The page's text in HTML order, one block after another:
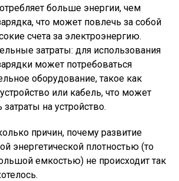
больше энергии, чем
что может повлечь за собой
счета за электроэнергию.
затраты: для использования
может потребоваться
оборудование, такое как
или кабель, что может
затраты на устройство.
причин, почему развитие
энергетической плотностью (то
емкостью) не происходит так